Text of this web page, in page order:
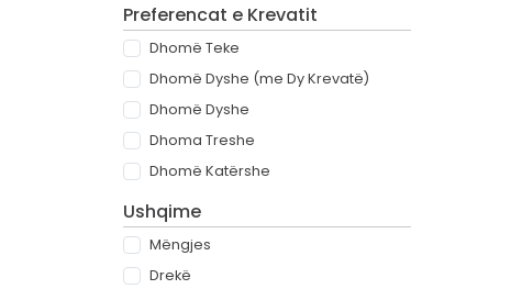
Preferencat e Krevatit
Dhomë Teke
Dhomë Dyshe (me Dy Krevatë)
Dhomë Dyshe
Dhoma Treshe
Dhomë Katërshe
Ushqime
Mëngjes
Drekë